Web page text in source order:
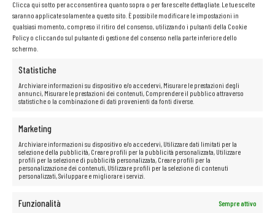
Clicca qui sotto per acconsentire a quanto sopra o per fare scelte dettagliate. Le tue scelte
saranno applicate solamente a questo sito. È possibile modificare le impostazioni in
qualsiasi momento, compreso il ritiro del consenso, utilizzando i pulsanti della Cookie
Policy o cliccando sul pulsante di gestione del consenso nella parte inferiore dello
schermo.
Statistiche
Archiviare informazioni su dispositivo e/o accedervi, Misurare le prestazioni degli
annunci, Misurare le prestazioni dei contenuti, Comprendere il pubblico attraverso
statistiche o la combinazione di dati provenienti da fonti diverse.
Marketing
Archiviare informazioni su dispositivo e/o accedervi, Utilizzare dati limitati per la
selezione della pubblicità, Creare profili per la pubblicità personalizzata, Utilizzare
profili per la selezione di pubblicità personalizzata, Creare profili per la
personalizzazione dei contenuti, Utilizzare profili per la selezione di contenuti
personalizzati, Sviluppare e migliorare i servizi.
Funzionalità
Sempre attivo
Elitedesk 800 G3 Tiny
selezione.
Gestisci i cookie
Politica sulla riservatezza